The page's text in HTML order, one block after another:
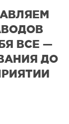
ВСЕ —
ДО